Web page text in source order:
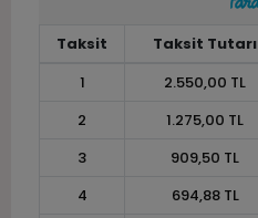
Taksit Taksit Tutarı
1
2.550,00 TL
2
1.275,00 TL
3
909,50 TL
4
694,88 TL